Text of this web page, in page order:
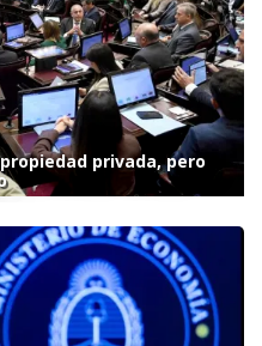
privada, pero